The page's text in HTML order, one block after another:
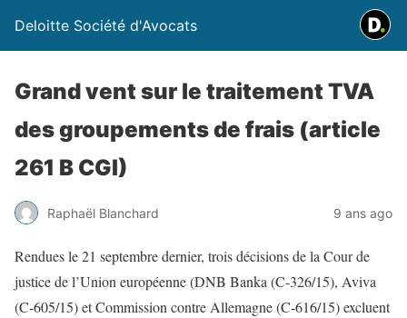
Deloitte Société d'Avocats
Grand vent sur le traitement TVA
des groupements de frais (article
261 B CGI)
Raphaël Blanchard 9 ans ago
Rendues le 21 septembre dernier, trois décisions de la Cour de
justice de l’Union européenne (DNB Banka (C-326/15), Aviva
(C-605/15) et Commission contre Allemagne (C-616/15) excluent